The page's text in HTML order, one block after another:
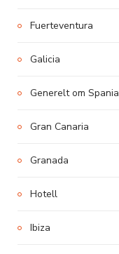
Fuerteventura
Galicia
Generelt om Spania
Gran Canaria
Granada
Hotell
Ibiza